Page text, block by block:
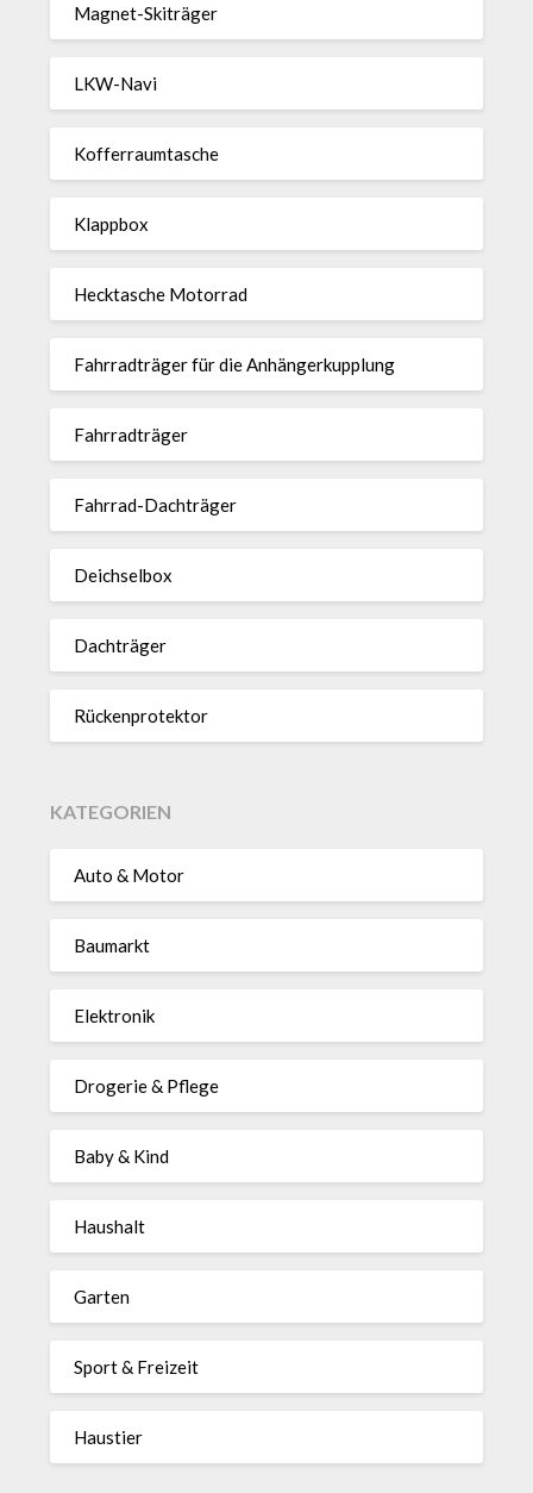
Magnet-Ski­träger
LKW-Navi
Kof­fer­raum­ta­sche
Klappbox
Heck­ta­sche Motorrad
Fahr­rad­träger für die Anhän­ger­kup­p­lung
Fahr­rad­träger
Fahrrad-Dach­träger
Deich­selbox
Dach­träger
Rücken­pro­tektor
KATEGORIEN
Auto & Motor
Baumarkt
Elektronik
Drogerie & Pflege
Baby & Kind
Haushalt
Garten
Sport & Freizeit
Haustier